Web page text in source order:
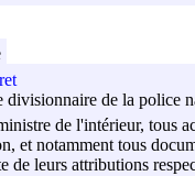
divisionnaire de la police
de l'intérieur, tous
et notamment tous
de leurs attributions